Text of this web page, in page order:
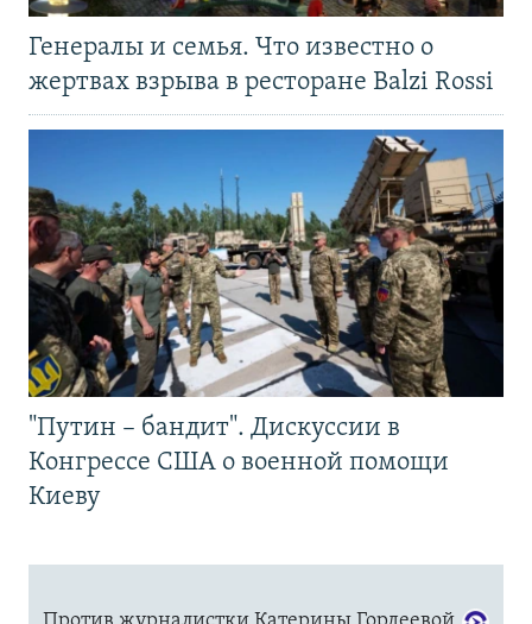
Генералы и семья. Что известно о
жертвах взрыва в ресторане Balzi Rossi
"Путин – бандит". Дискуссии в
Конгрессе США о военной помощи
Киеву